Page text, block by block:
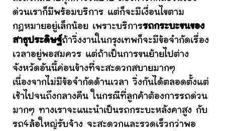
ด่วนเราก็มีพร้อมบริการ แต่ก็จะมีเงื่อนไขตาม
กฎหมายอยู่เล็กน้อย เพราะบริการรถกระบะขนของ
สาธุประดิษฐ์ถ้าวิ่งงานในกรุงเทพก็จะมีข้อจำกัดเรื่อง
เวลาอยู่พอสมควร แต่ถ้าเป็นการขนย้ายไปต่าง
จังหวัดอันนี้ค่อนข้างที่จะสะดวกสบายมากๆ
เนื่องจากไม่มีข้อจำกัดด้านเวลา วิ่งกันได้ตลอดตั้งแต่
เช้าไปจนถึงกลางคืน ในกรณีที่ลูกค้าต้องการรถด่วน
มากๆ ทางเราจะแนะนำเป็นรถกระบะหลังคาสูง กับ
รถ4ล้อใหญ่รับจ้าง จะสะดวกและรวดเร็วกว่าพอ